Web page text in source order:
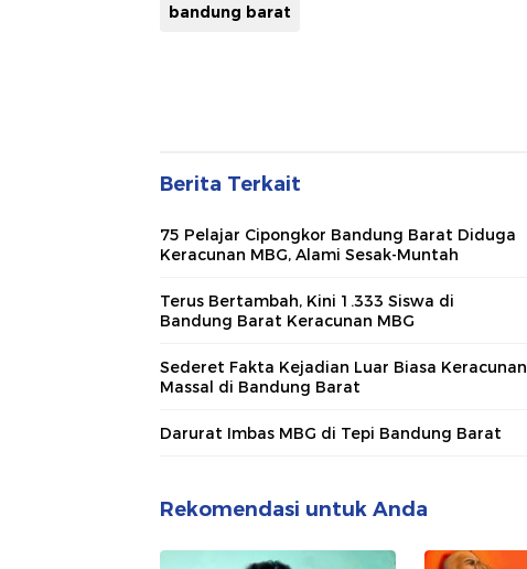
bandung barat
Berita Terkait
75 Pelajar Cipongkor Bandung Barat Diduga
Keracunan MBG, Alami Sesak-Muntah
Terus Bertambah, Kini 1.333 Siswa di
Bandung Barat Keracunan MBG
Sederet Fakta Kejadian Luar Biasa Keracunan
Massal di Bandung Barat
Darurat Imbas MBG di Tepi Bandung Barat
Rekomendasi untuk Anda